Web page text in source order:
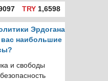
TRY1,6598
Эрдогана
наибольшие
и свободы